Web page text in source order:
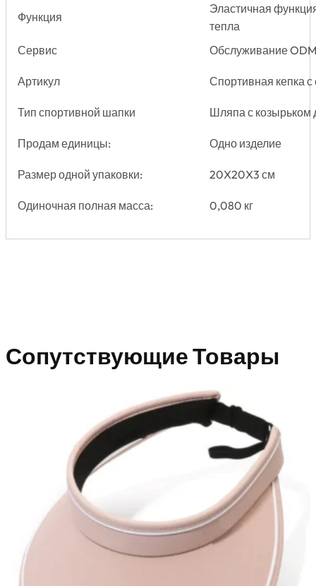
Функция
Эластичная
тепла
Сервис
Обслуживание
Артикул Спортивная кепка
Тип спортивной шапки Шляпа с козырьком
Продам единицы: Одно изделие
Размер одной упаковки: 20X20X3 см
Одиночная полная масса: 0,080 кг
Сопутствующие Товары